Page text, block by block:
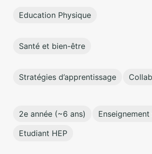
Education Physique
Santé et bien-être
Stratégies d’apprentissage
2e année (~6 ans)
Etudiant HEP